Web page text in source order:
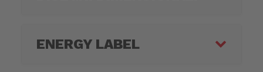
ENERGY LABEL